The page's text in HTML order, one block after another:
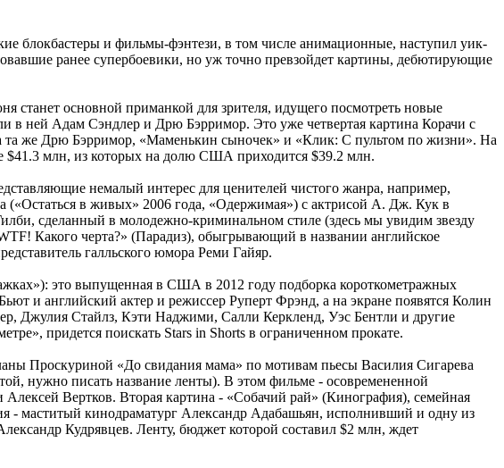
блокбастеры и фильмы-фэнтези, в том числе анимационные, наступил уик-
ранее супербоевики, но уж точно превзойдет картины, дебютирующие
станет основной приманкой для зрителя, идущего посмотреть новые
в ней Адам Сэндлер и Дрю Бэрримор. Это уже четвертая картина Корачи с
та же Дрю Бэрримор, «Маменькин сыночек» и «Клик: С пультом по жизни». На
млн, из которых на долю США приходится $39.2 млн.
немалый интерес для ценителей чистого жанра, например,
(«Остаться в живых» 2006 года, «Одержимая») с актрисой А. Дж. Кук в
сделанный в молодежно-криминальном стиле (здесь мы увидим звезду
Какого черта?» (Парадиз), обыгрывающий в названии английское
галльского юмора Реми Гайяр.
это выпущенная в США в 2012 году подборка короткометражных
и английский актер и режиссер Руперт Фрэнд, а на экране появятся Колин
Джулия Стайлз, Кэти Наджими, Салли Керкленд, Уэс Бентли и другие
придется поискать Stars in Shorts в ограниченном прокате.
Проскуриной «До свидания мама» по мотивам пьесы Василия Сигарева
нужно писать название ленты). В этом фильме - осовремененной
Вертков. Вторая картина - «Собачий рай» (Кинография), семейная
- маститый кинодраматург Александр Адабашьян, исполнивший и одну из
Кудрявцев. Ленту, бюджет которой составил $2 млн, ждет